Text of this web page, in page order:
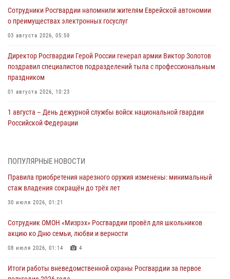
Сотрудники Росгвардии напомнили жителям Еврейской автономии
о преимуществах электронных госуслуг
03 августа 2026, 05:59
Директор Росгвардии Герой России генерал армии Виктор Золотов
поздравил специалистов подразделений тыла с профессиональным
праздником
01 августа 2026, 10:23
1 августа – День дежурной службы войск национальной гвардии
Российской Федерации
В Росгвардии вспоминают российских воинов, погибших в Первой
01 августа 2026, 10:19
Внесены изменения в правила проведения контрольного отстрела
31 июля 2026, 01:48
Правила приобретения нарезного оружия изменены: минимальный
30 июля 2026, 01:21
ПОПУЛЯРНЫЕ НОВОСТИ
Правила приобретения нарезного оружия изменены: минимальный
стаж владения сокращён до трёх лет
30 июля 2026, 01:21
Сотрудник ОМОН «Мизрэх» Росгвардии провёл для школьников
акцию ко Дню семьи, любви и верности
08 июля 2026, 01:14 4
Итоги работы вневедомственной охраны Росгвардии за первое